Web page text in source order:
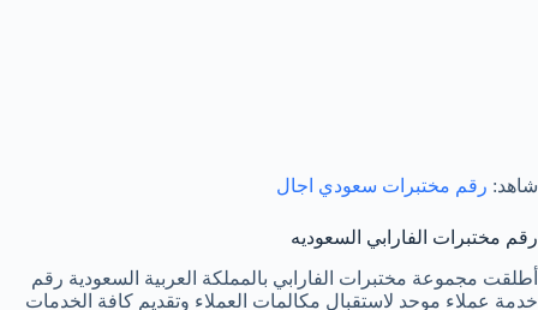
شاهد: رقم مختبرات سعودي اجال
رقم مختبرات الفارابي السعوديه
أطلقت مجموعة مختبرات الفارابي بالمملكة العربية السعودية رقم
خدمة عملاء موحد لاستقبال مكالمات العملاء وتقديم كافة الخدمات